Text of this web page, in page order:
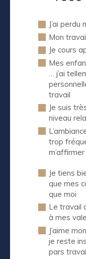
J’ai perdu
Mon
Je cours
Mes
… j’ai
travail
Je suis
niveau
trop
m’affirmer
Je tiens
que mes
que moi
Le travail
à mes
J’aime
je reste
pars